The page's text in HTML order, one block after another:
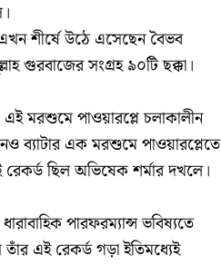
শীর্ষে উঠে এসেছেন বৈভব
গুরবাজের সংগ্রহ ৯০টি ছক্কা।
মরশুমে পাওয়ারপ্লে চলাকালীন
ব্যাটার এক মরশুমে পাওয়ারপ্লেতে
ছিল অভিষেক শর্মার দখলে।
পারফরম্যান্স ভবিষ্যতে
এই রেকর্ড গড়া ইতিমধ্যেই